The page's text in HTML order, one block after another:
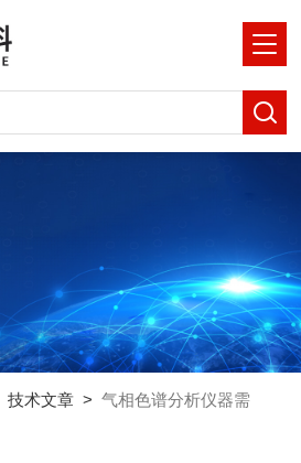
技术文章> 气相色谱分析仪器需